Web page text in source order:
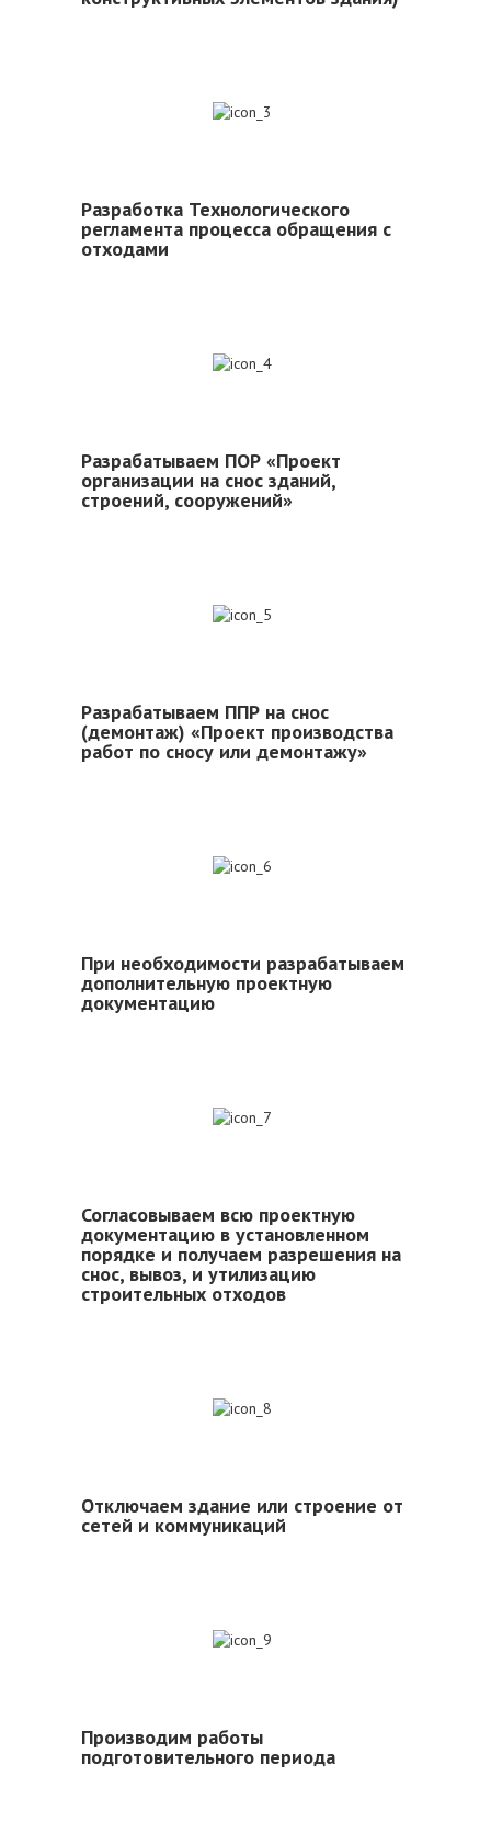
Разработка Технологического
регламента процесса обращения с
отходами
Разрабатываем ПОР «Проект
организации на снос зданий,
строений, сооружений»
Разрабатываем ППР на снос
(демонтаж) «Проект производства
работ по сносу или демонтажу»
При необходимости разрабатываем
дополнительную проектную
документацию
Согласовываем всю проектную
документацию в установленном
порядке и получаем разрешения на
снос, вывоз, и утилизацию
строительных отходов
Отключаем здание или строение от
сетей и коммуникаций
Производим работы
подготовительного периода